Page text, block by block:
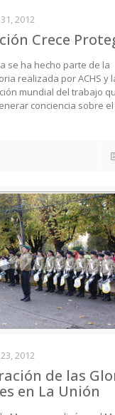
2012
Crece
se ha hecho parte de la
realizada por ACHS y
mundial del trabajo
conciencia sobre
2012
de las
en La Unión